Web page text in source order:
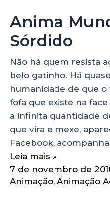
Anima
Sórdido
Não há quem resista
belo gatinho. Há
humanidade de que o
fofa que existe na
a infinita quantidade
que vira e mexe,
Facebook,
Leia mais »
7 de novembro de
Animação, Animação